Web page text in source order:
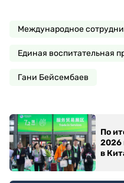
Международное
Единая воспитательная
Гани Бейсембаев
По
2026
в